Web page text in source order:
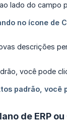
descrições
de ERP